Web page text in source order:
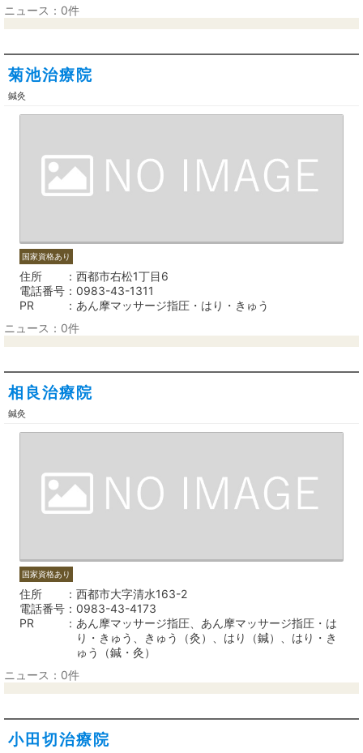
ニュース：0件
菊池治療院
鍼灸
国家資格あり
住所
西都市右松1丁目6
電話番号
0983-43-1311
PR
あん摩マッサージ指圧・はり・きゅう
ニュース：0件
相良治療院
鍼灸
国家資格あり
住所
西都市大字清水163-2
電話番号
0983-43-4173
PR
あん摩マッサージ指圧、あん摩マッサージ指圧・は
り・きゅう、きゅう（灸）、はり（鍼）、はり・き
ゅう（鍼・灸）
ニュース：0件
小田切治療院